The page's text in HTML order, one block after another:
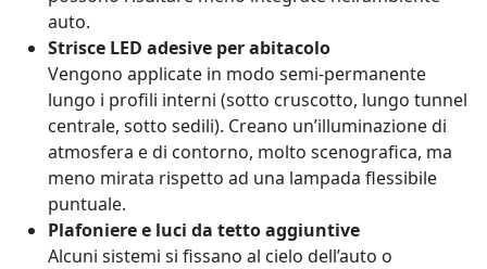
auto.
Strisce LED adesive per abitacolo
Vengono applicate in modo semi-permanente
lungo i profili interni (sotto cruscotto, lungo tunnel
centrale, sotto sedili). Creano un’illuminazione di
atmosfera e di contorno, molto scenografica, ma
meno mirata rispetto ad una lampada flessibile
puntuale.
Plafoniere e luci da tetto aggiuntive
Alcuni sistemi si fissano al cielo dell’auto o